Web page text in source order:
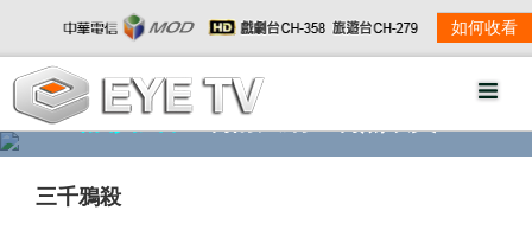
如何收看
精彩影音 劇情大綱
三千鴉殺